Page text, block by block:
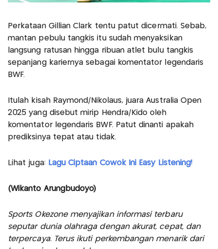
Perkataan Gillian Clark tentu patut dicermati. Sebab,
mantan pebulu tangkis itu sudah menyaksikan
langsung ratusan hingga ribuan atlet bulu tangkis
sepanjang kariernya sebagai komentator legendaris
BWF.
Itulah kisah Raymond/Nikolaus, juara Australia Open
2025 yang disebut mirip Hendra/Kido oleh
komentator legendaris BWF. Patut dinanti apakah
prediksinya tepat atau tidak.
Lihat juga: Lagu Ciptaan Cowok Ini Easy Listening!
(Wikanto Arungbudoyo)
Sports Okezone menyajikan informasi terbaru
seputar dunia olahraga dengan akurat, cepat, dan
terpercaya. Terus ikuti perkembangan menarik dari